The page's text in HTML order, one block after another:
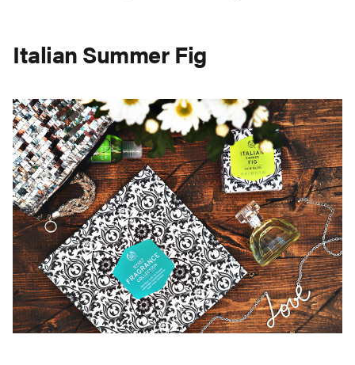
Italian Summer Fig